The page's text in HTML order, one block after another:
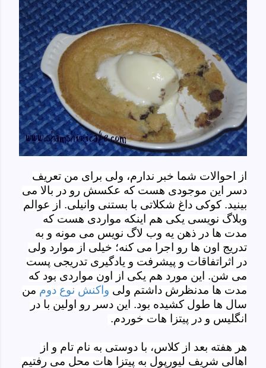
از احوالات شما خبر ندارم، ولی برای من تعریف
دسر این موجودی هست که عکسش رو در بالا می
بینید. کوکی داغ شکلاتی با بستنی وانیلی. از عوالم
وبلاگ نویسی یکی هم اینکه مواردی هست که
مدت ها در ذهن یه وب لاگ نویس می مونه و به
تدریج اون ها رو اجرا می کنه؛ خیلی از موارد ولی
در اثراتفاقات و پیشرفت و یادگیری تدریجی پست
می شن. این مورد هم یکی از اون مواردی بود که
مدت ها مدنظرش داشتم ولی واکنش نوع دوم من
سال ها طول کشیده بود. این دسر رو اولین با در
انگلیس و در پیتزا هات خوردم.
هر هفته بعد از کلاس، با دوستی به نام تام و از
اهالی شریف لیورپول به پیتزا هات محل می رفتیم